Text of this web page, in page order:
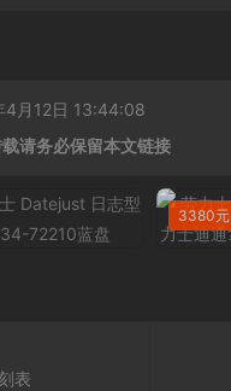
4月12日 13:44:08
请务必保留本文链接
3380元
表